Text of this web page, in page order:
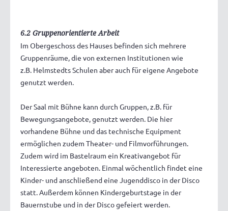
6.2 Gruppenorientierte Arbeit
Im Obergeschoss des Hauses befinden sich mehrere
Gruppenräume, die von externen Institutionen wie
z.B. Helmstedts Schulen aber auch für eigene Angebote
genutzt werden.
Der Saal mit Bühne kann durch Gruppen, z.B. für
Bewegungsangebote, genutzt werden. Die hier
vorhandene Bühne und das technische Equipment
ermöglichen zudem Theater- und Filmvorführungen.
Zudem wird im Bastelraum ein Kreativangebot für
Interessierte angeboten. Einmal wöchentlich findet eine
Kinder- und anschließend eine Jugenddisco in der Disco
statt. Außerdem können Kindergeburtstage in der
Bauernstube und in der Disco gefeiert werden.